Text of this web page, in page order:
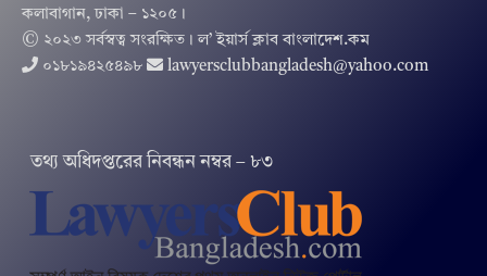
কলাবাগান, ঢাকা – ১২০৫।
© ২০২৩ সর্বস্বত্ব সংরক্ষিত । ল’ ইয়ার্স ক্লাব বাংলাদেশ.কম
০১৮১৯৪২৫৪৯৮
lawyersclubbangladesh@yahoo.com
তথ‌্য অ‌ধিদপ্ত‌রের নিবন্ধন নম্বর – ৮৩